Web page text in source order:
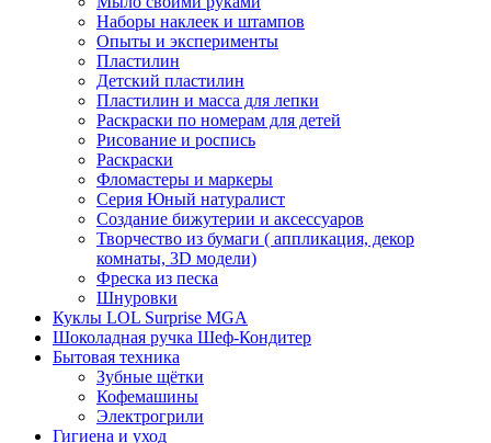
Наборы наклеек и штампов
Опыты и эксперименты
Пластилин
Детский пластилин
Пластилин и масса для лепки
Раскраски по номерам для детей
Рисование и роспись
Раскраски
Фломастеры и маркеры
Серия Юный натуралист
Создание бижутерии и аксессуаров
Творчество из бумаги ( аппликация, декор
комнаты, 3D модели)
Фреска из песка
Шнуровки
Куклы LOL Surprise MGA
Шоколадная ручка Шеф-Кондитер
Бытовая техника
Зубные щётки
Кофемашины
Электрогрили
Гигиена и уход